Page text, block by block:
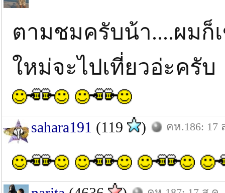
ตามชมครับน้า....ผมก็
ใหม่จะไปเที่ยวอ่ะ
sahara191 (119 ) คห.186: 17